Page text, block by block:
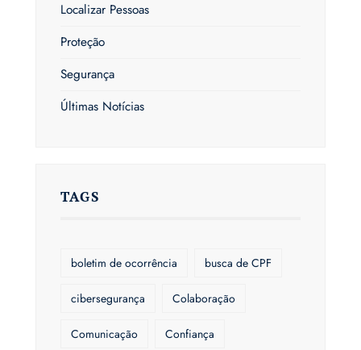
Localizar Pessoas
Proteção
Segurança
Últimas Notícias
TAGS
boletim de ocorrência busca de CPF
cibersegurança Colaboração
Comunicação Confiança